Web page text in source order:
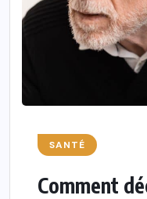
SANTÉ
Comment